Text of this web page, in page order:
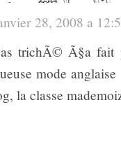
28, 2008 a
trichÃ© Ã§a fait
mode
la classe